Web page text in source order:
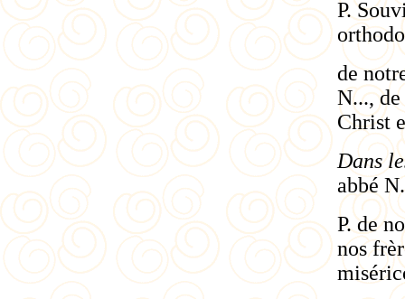
P.
de
N..., de
Christ
Dans
abbé
P. de
nos